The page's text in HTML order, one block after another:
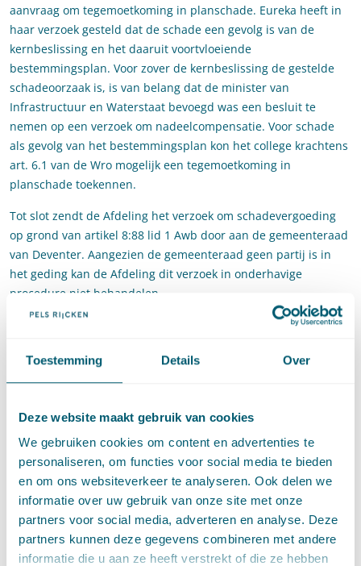
Toestemming Details Over
Deze website maakt gebruik van cookies
We gebruiken cookies om content en advertenties te
personaliseren, om functies voor social media te bieden
en om ons websiteverkeer te analyseren. Ook delen we
informatie over uw gebruik van onze site met onze
partners voor social media, adverteren en analyse. Deze
partners kunnen deze gegevens combineren met andere
informatie die u aan ze heeft verstrekt of die ze hebben
aanvraag om tegemoetkoming in planschade. Eureka heeft in
haar verzoek gesteld dat de schade een gevolg is van de
kernbeslissing en het daaruit voortvloeiende
bestemmingsplan. Voor zover de kernbeslissing de gestelde
schadeoorzaak is, is van belang dat de minister van
Infrastructuur en Waterstaat bevoegd was een besluit te
nemen op een verzoek om nadeelcompensatie. Voor schade
als gevolg van het bestemmingsplan kon het college krachtens
art. 6.1 van de Wro mogelijk een tegemoetkoming in
planschade toekennen.
Tot slot zendt de Afdeling het verzoek om schadevergoeding
op grond van artikel 8:88 lid 1 Awb door aan de gemeenteraad
van Deventer. Aangezien de gemeenteraad geen partij is in
het geding kan de Afdeling dit verzoek in onderhavige
procedure niet behandelen.
Wat kunt u met de zaak? De gestelde schadeoorzaak is
schadevergoeding (uit rechtmatig overheidshandelen). Deze
uitspraak laat zien dat het bestuursorgaan het verzoek om
afwijking van de aanvraag. Hierbij is van belang dat in deze
zaak het college ook niet bevoegd was om te oordelen over een
nadeelcompensatieverzoek op grond van de kernbeslissing.
Als het college dat wel was geweest, was de uitkomst mogelijk
anders geweest.
ABRvS 2 november 2020, nr. 201905478/1/A2